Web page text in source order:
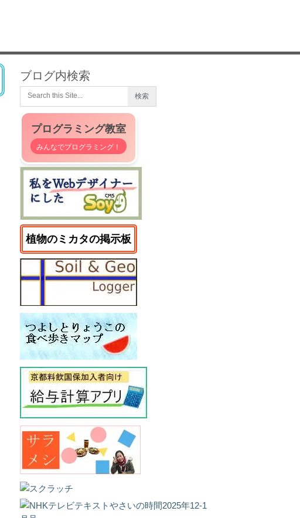
ブログ内検索
プログラミング教室
みんなでプログラミング！
植物のミカタの掲示板